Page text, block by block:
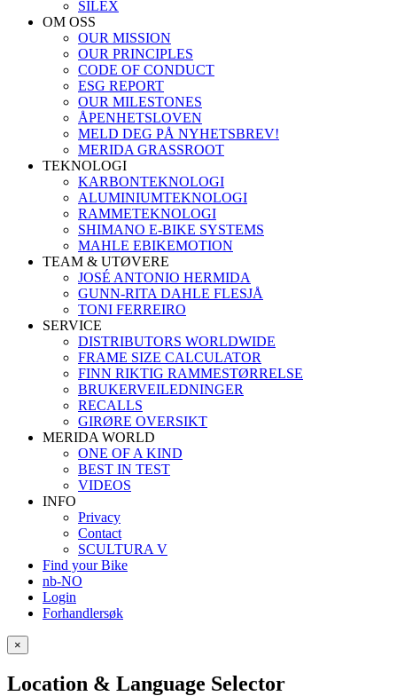
SILEX
OM OSS
OUR MISSION
OUR PRINCIPLES
CODE OF CONDUCT
ESG REPORT
OUR MILESTONES
ÅPENHETSLOVEN
MELD DEG PÅ NYHETSBREV!
MERIDA GRASSROOT
TEKNOLOGI
KARBONTEKNOLOGI
ALUMINIUMTEKNOLOGI
RAMMETEKNOLOGI
SHIMANO E-BIKE SYSTEMS
MAHLE EBIKEMOTION
TEAM & UTØVERE
JOSÉ ANTONIO HERMIDA
GUNN-RITA DAHLE FLESJÅ
TONI FERREIRO
SERVICE
DISTRIBUTORS WORLDWIDE
FRAME SIZE CALCULATOR
FINN RIKTIG RAMMESTØRRELSE
BRUKERVEILEDNINGER
RECALLS
GIRØRE OVERSIKT
MERIDA WORLD
ONE OF A KIND
BEST IN TEST
VIDEOS
INFO
Privacy
Contact
SCULTURA V
Find your Bike
nb-NO
Login
Forhandlersøk
×
Location & Language Selector